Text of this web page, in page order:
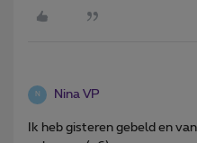
N Nina VP
Ik heb gisteren gebeld en